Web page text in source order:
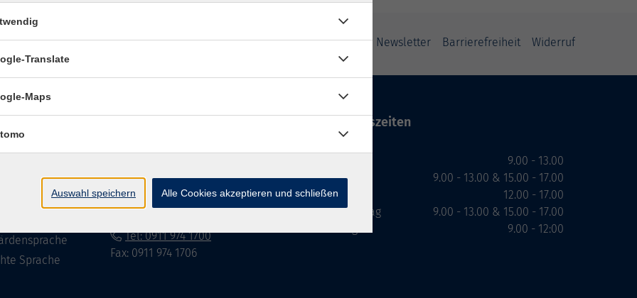
Impressum Datenschutzerklärung AGB Newsletter Barrierefreiheit Widerruf
Sprache
90762 Fürth
info@vhs-fuerth.de
Tel: 0911 974 1700
Fax: 0911 974 1706
Öffnungszeiten
Dienstag
Mittwoch
Donnerstag
9.00 - 13.00
9.00 - 13.00 & 15.00 - 17.00
12.00 - 17.00
9.00 - 13.00 & 15.00 - 17.00
9.00 - 12:00
Translate
Maps
Auswahl speichern Alle Cookies akzeptieren und schließen